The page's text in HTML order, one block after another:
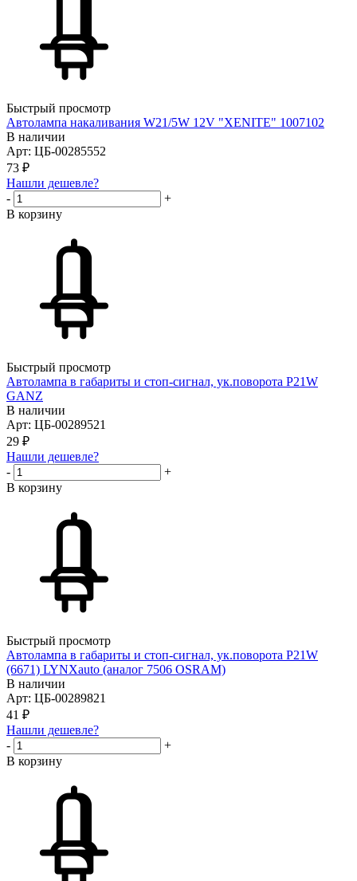
Быстрый просмотр
Автолампа накаливания W21/5W 12V "XENITE" 1007102
В наличии
Арт: ЦБ-00285552
73 ₽
Нашли дешевле?
-
+
В корзину
Быстрый просмотр
Автолампа в габариты и стоп-сигнал, ук.поворота P21W
GANZ
В наличии
Арт: ЦБ-00289521
29 ₽
Нашли дешевле?
-
+
В корзину
Быстрый просмотр
Автолампа в габариты и стоп-сигнал, ук.поворота P21W
(6671) LYNXauto (аналог 7506 OSRAM)
В наличии
Арт: ЦБ-00289821
41 ₽
Нашли дешевле?
-
+
В корзину